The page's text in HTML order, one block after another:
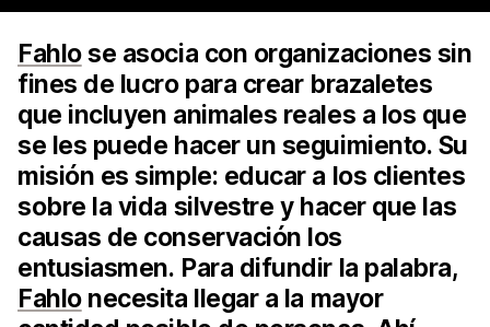
Fahlose asocia con organizaciones sin
fines de lucro para crear brazaletes
que incluyen animales reales a los que
se les puede hacer un seguimiento. Su
misión es simple: educar a los clientes
sobre la vida silvestre y hacer que las
causas de conservación los
entusiasmen. Para difundir la palabra,
Fahlonecesita llegar a la mayor